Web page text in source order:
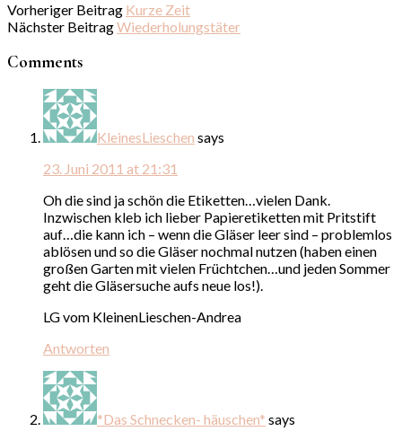
Vorheriger Beitrag Kurze Zeit
Nächster BeitragWiederholungstäter
Comments
KleinesLieschen says
23. Juni 2011 at 21:31
Oh die sind ja schön die Etiketten…vielen Dank.
Inzwischen kleb ich lieber Papieretiketten mit Pritstift
auf…die kann ich – wenn die Gläser leer sind – problemlos
ablösen und so die Gläser nochmal nutzen (haben einen
großen Garten mit vielen Früchtchen…und jeden Sommer
geht die Gläsersuche aufs neue los!).
LG vom KleinenLieschen-Andrea
Antworten
*Das Schnecken- häuschen* says